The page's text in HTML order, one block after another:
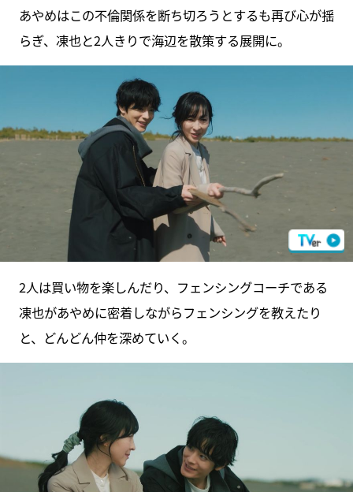
あやめはこの不倫関係を断ち切ろうとするも再び心が揺
らぎ、凍也と2人きりで海辺を散策する展開に。
2人は買い物を楽しんだり、フェンシングコーチである
凍也があやめに密着しながらフェンシングを教えたり
と、どんどん仲を深めていく。